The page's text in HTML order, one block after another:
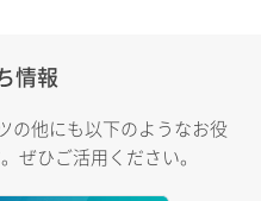
情報
の他にも以下のようなお役
ぜひご活用ください。